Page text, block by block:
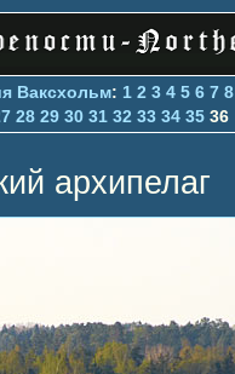
Ваксхольм: 1 2 3 4 5 6 7 8
28 29 30 31 32 33 34 35 36
архипелаг